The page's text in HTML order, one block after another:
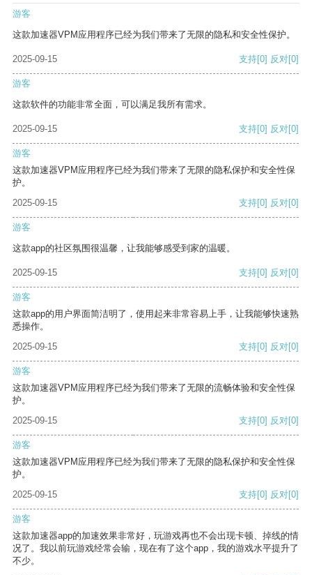
游客
这款加速器VPM应用程序已经为我们带来了无限的隐私和安全性保护。
2025-09-15 支持[0] 反对[0]
游客
这款软件的功能非常全面，可以满足我所有需求。
2025-09-15 支持[0] 反对[0]
游客
这款加速器VPM应用程序已经为我们带来了无限的隐私保护和安全性保
护。
2025-09-15
支持[0] 反对[0]
游客
这款app的社区氛围很温馨，让我能够感受到家的温暖。
2025-09-15 支持[0] 反对[0]
游客
这款app的用户界面简洁明了，使用起来非常容易上手，让我能够快速熟
悉操作。
2025-09-15
支持[0] 反对[0]
游客
这款加速器VPM应用程序已经为我们带来了无限的流畅体验和安全性保
护。
2025-09-15
支持[0] 反对[0]
游客
这款加速器VPM应用程序已经为我们带来了无限的隐私保护和安全性保
护。
2025-09-15
支持[0] 反对[0]
游客
这款加速器app的加速效果非常好，玩游戏再也不会出现卡顿、掉线的情
况了。我以前玩游戏经常会输，现在有了这个app，我的游戏水平提升了
不少。